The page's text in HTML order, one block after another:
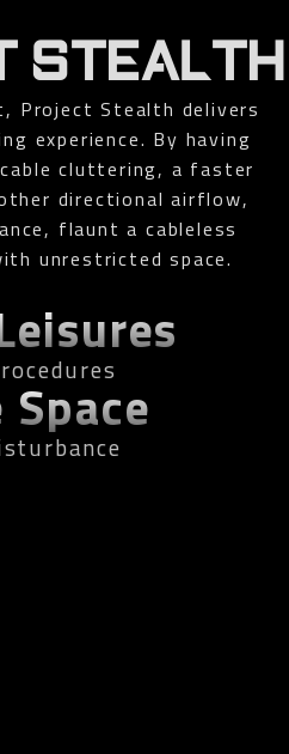
STEALTH
Project Stealth delivers
experience. By having
cluttering, a faster
directional airflow,
flaunt a cableless
unrestricted space.